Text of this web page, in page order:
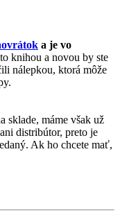
a je vo
knihou a novou by ste
nálepkou, ktorá môže
sklade, máme však už
distribútor, preto je
Ak ho chcete mať,